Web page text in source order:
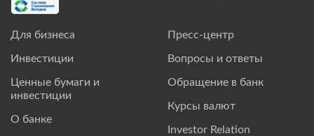
Для бизнеса
Инвестиции
Ценные бумаги и
инвестиции
О банке
Пресс-центр
Вопросы и ответы
Обращение в банк
Курсы валют
Investor Relation